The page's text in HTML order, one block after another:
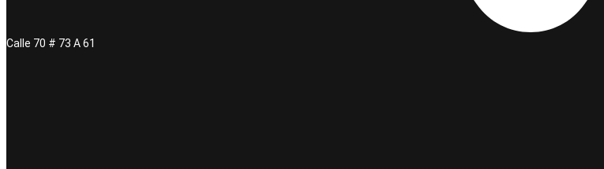
Calle 70 # 73 A 61